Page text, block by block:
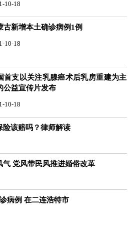
10-18
古新增本土确诊病例1例
10-18
首支以关注乳腺癌术后乳房重建为主
公益宣传片发布
10-18
险该赔吗？律师解读
党风带民风推进婚俗改革
病例 在二连浩特市